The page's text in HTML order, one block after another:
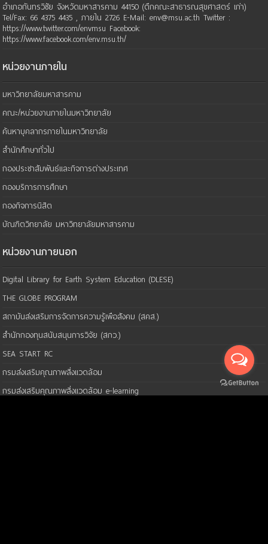
อำเภอกันทรวิชัย จังหวัดมหาสารคาม 44150 (ตึกคณะสาธารณสุขศาสตร์ เก่า)
Tel/Fax: 66 4375 4435 , ภายใน 2726 E-Mail: env@msu.ac.th Twitter :
https://www.twitter.com/envmsu Facebook:
https://www.facebook.com/env.msu.th/
หน่วยงานภายใน
มหาวิทยาลัยมหาสารคาม
คณะ/หน่วยงานภายในมหาวิทยาลัย
ค้นหาบุคลากรภายในมหาวิทยาลัย
สำนักศึกษาทั่วไป
กองประชาสัมพันธ์และกิจการต่างประเทศ
กองบริการการศึกษา
กองกิจการนิสิต
บัณฑิตวิทยาลัย มหาวิทยาลัยมหาสารคาม
หน่วยงานภายนอก
Digital Library for Earth System Education (DLESE)
THE GLOBE PROGRAM
สถาบันส่งเสริมการจัดการความรู้เพือสังคม (สคส.)
สำนักกองทุนสนับสนุนการวิจัย (สกว.)
SEA START RC
กรมส่งเสริมคุณภาพสิ่งแวดล้อม
กรมส่งเสริมคุณภาพสิ่งแวดล้อม e-learning